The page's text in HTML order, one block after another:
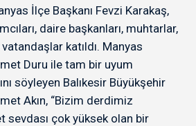
İlçe Başkanı Fevzi Karakaş,
daire başkanları, muhtarlar,
katıldı. Manyas
Duru ile tam bir uyum
söyleyen Balıkesir Büyükşehir
Akın, “Bizim derdimiz
sevdası çok yüksek olan bir